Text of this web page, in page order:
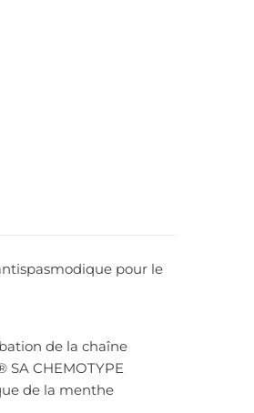
pour le
de la chaîne
CHEMOTYPE
de la menthe